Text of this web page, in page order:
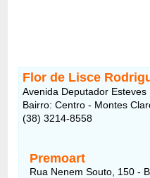
Flor de Lisce
Avenida Deputador Esteves
Bairro: Centro - Montes
(38) 3214-8558
Premoart
Rua Nenem Souto, 150 -